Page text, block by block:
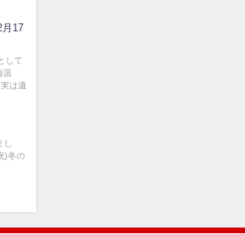
17
して
温
は遺
し
)冬の